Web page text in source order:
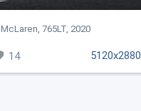
McLaren, 765LT, 2020
5120x2880
14